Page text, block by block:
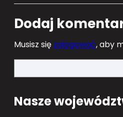
Dodaj
Musisz się zalogować, aby
e
r
Nasze